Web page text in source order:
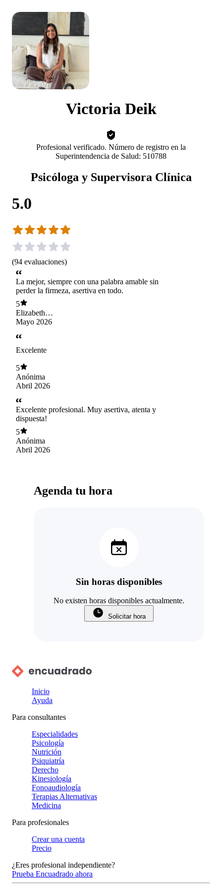
Victoria Deik
Profesional verificado. Número de registro en la
Superintendencia de Salud: 510788
Psicóloga y Supervisora Clínica
5.0
(94 evaluaciones)
La mejor, siempre con una palabra amable sin
perder la firmeza, asertiva en todo.
5
Elizabeth
Bracamonte
Mayo 2026
Excelente
5
Anónima
Abril 2026
Excelente profesional. Muy asertiva, atenta y
dispuesta!
5
Anónima
Abril 2026
Agenda tu hora
Sin horas disponibles
No existen horas disponibles actualmente.
Solicitar hora
Inicio
Ayuda
Para consultantes
Especialidades
Psicología
Nutrición
Psiquiatría
Derecho
Kinesiología
Fonoaudiología
Terapias Alternativas
Medicina
Para profesionales
Crear una cuenta
Precio
¿Eres profesional independiente?
Prueba Encuadrado ahora